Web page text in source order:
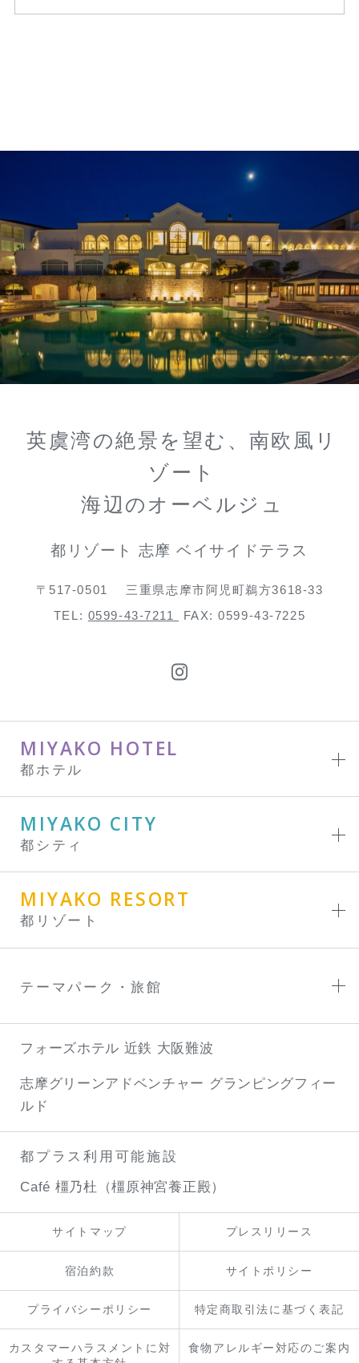
英虞湾の絶景を望む、南欧風リ
ゾート
海辺のオーベルジュ
都リゾート 志摩 ベイサイドテラス
〒517-0501
三重県志摩市阿児町鵜方3618-33
TEL: 0599-43-7211 FAX: 0599-43-7225
MIYAKO HOTEL
都ホテル
MIYAKO CITY
都シティ
MIYAKO RESORT
都リゾート
テーマパーク・旅館
フォーズホテル 近鉄 大阪難波
志摩グリーンアドベンチャー グランピングフィー
ルド
都プラス利用可能施設
Café 橿乃杜（橿原神宮養正殿）
サイトマップ プレスリリース
宿泊約款 サイトポリシー
プライバシーポリシー 特定商取引法に基づく表記
カスタマーハラスメントに対
食物アレルギー対応のご案内